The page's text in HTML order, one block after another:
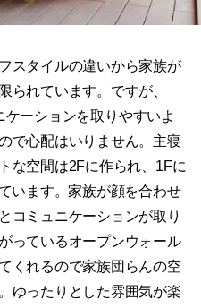
スタイルの違いから家族が
られています。ですが、
ーションを取りやすいよ
で心配はいりません。主寝
な空間は2Fに作られ、1Fに
います。家族が顔を合わせ
コミュニケーションが取り
っているオープンウォール
くれるので家族団らんの空
ゆったりとした雰囲気が楽